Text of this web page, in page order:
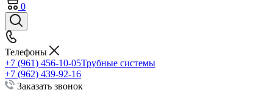
0
Телефоны
+7 (961) 456-10-05Трубные системы
+7 (962) 439-92-16
Заказать звонок